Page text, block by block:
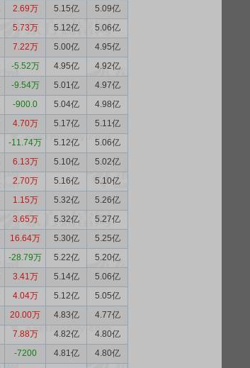
2.69万 5.15亿
5.09亿
5.73万 5.12亿
5.06亿
7.22万 5.00亿
4.95亿
-5.52万 4.95亿
4.92亿
-9.54万 5.01亿
4.97亿
-900.0 5.04亿
4.98亿
4.70万 5.17亿
5.11亿
-11.74万 5.12亿
5.06亿
6.13万 5.10亿
5.02亿
2.70万 5.16亿
5.10亿
1.15万 5.32亿
5.26亿
3.65万 5.32亿
5.27亿
16.64万 5.30亿
5.25亿
-28.79万 5.22亿
5.20亿
3.41万 5.14亿
5.06亿
4.04万 5.12亿
5.05亿
20.00万 4.83亿
4.77亿
7.88万 4.82亿
4.80亿
-7200 4.81亿
4.80亿